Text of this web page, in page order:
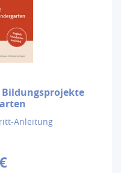
Bildungsprojekte
Anleitung